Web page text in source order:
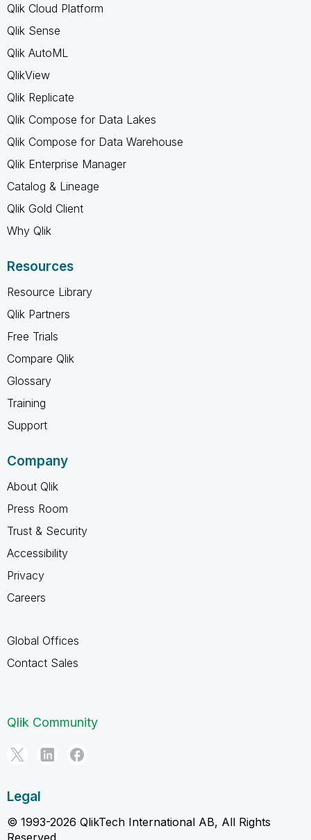
Qlik Cloud Platform
Qlik Sense
Qlik AutoML
QlikView
Qlik Replicate
Qlik Compose for Data Lakes
Qlik Compose for Data Warehouse
Qlik Enterprise Manager
Catalog & Lineage
Qlik Gold Client
Why Qlik
Resources
Resource Library
Qlik Partners
Free Trials
Compare Qlik
Glossary
Training
Support
Company
About Qlik
Press Room
Trust & Security
Accessibility
Privacy
Careers
Global Offices
Contact Sales
Qlik Community
Legal
© 1993-2026 QlikTech International AB, All Rights
Reserved